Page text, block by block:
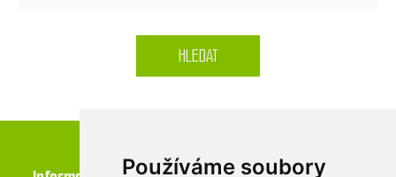
Používáme soubory
HLEDAT